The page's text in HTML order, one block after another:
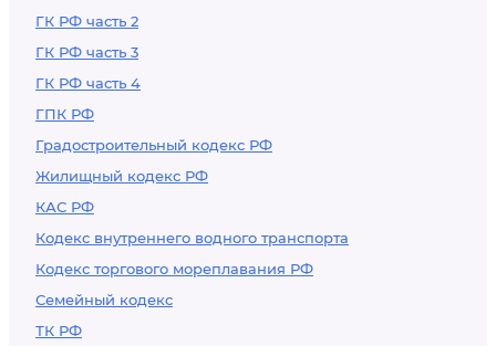
ГК РФ часть 2
ГК РФ часть 3
ГК РФ часть 4
ГПК РФ
Градостроительный кодекс РФ
Жилищный кодекс РФ
КАС РФ
Кодекс внутреннего водного транспорта
Кодекс торгового мореплавания РФ
Семейный кодекс
ТК РФ